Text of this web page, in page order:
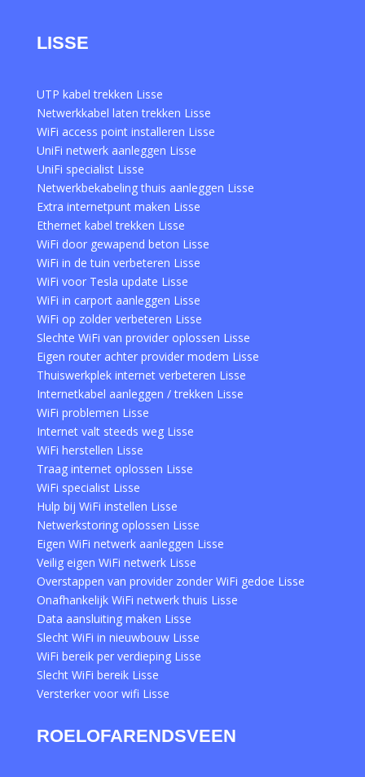
LISSE
UTP kabel trekken Lisse
Netwerkkabel laten trekken Lisse
WiFi access point installeren Lisse
UniFi netwerk aanleggen Lisse
UniFi specialist Lisse
Netwerkbekabeling thuis aanleggen Lisse
Extra internetpunt maken Lisse
Ethernet kabel trekken Lisse
WiFi door gewapend beton Lisse
WiFi in de tuin verbeteren Lisse
WiFi voor Tesla update Lisse
WiFi in carport aanleggen Lisse
WiFi op zolder verbeteren Lisse
Slechte WiFi van provider oplossen Lisse
Eigen router achter provider modem Lisse
Thuiswerkplek internet verbeteren Lisse
Internetkabel aanleggen / trekken Lisse
WiFi problemen Lisse
Internet valt steeds weg Lisse
WiFi herstellen Lisse
Traag internet oplossen Lisse
WiFi specialist Lisse
Hulp bij WiFi instellen Lisse
Netwerkstoring oplossen Lisse
Eigen WiFi netwerk aanleggen Lisse
Veilig eigen WiFi netwerk Lisse
Overstappen van provider zonder WiFi gedoe Lisse
Onafhankelijk WiFi netwerk thuis Lisse
Data aansluiting maken Lisse
Slecht WiFi in nieuwbouw Lisse
WiFi bereik per verdieping Lisse
Slecht WiFi bereik Lisse
Versterker voor wifi Lisse
ROELOFARENDSVEEN